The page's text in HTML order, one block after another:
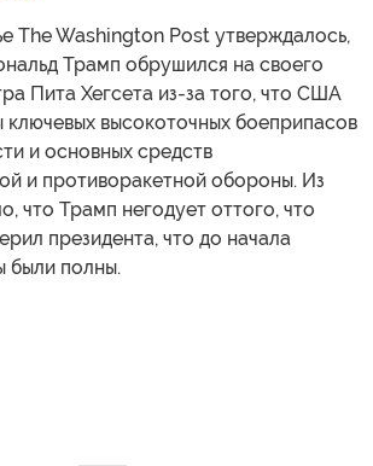
The Washington Post утверждалось,
Трамп обрушился на своего
Пита Хегсета из-за того, что США
ключевых высокоточных боеприпасов
и основных средств
и противоракетной обороны. Из
что Трамп негодует оттого, что
президента, что до начала
были полны.